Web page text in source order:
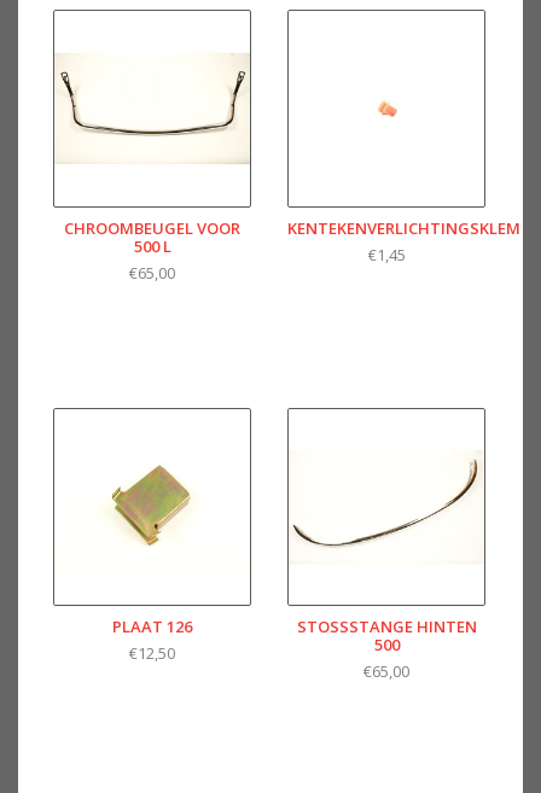
CHROOMBEUGEL VOOR
500 L
€65,00
KENTEKENVERLICHTINGSKLEM
€1,45
PLAAT 126
€12,50
STOSSSTANGE HINTEN 5
00
€65,00